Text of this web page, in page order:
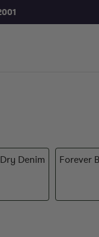
Dry Denim Forever